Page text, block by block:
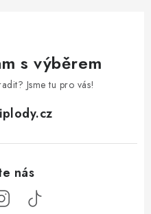
s výběrem
Jsme tu pro vás!
iplody.cz